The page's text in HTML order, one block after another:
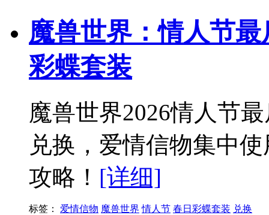
魔兽世界：情人节
彩蝶套装
魔兽世界2026情人节
兑换，爱情信物集中
攻略！ [详细]
标签： 爱情信物 魔兽世界 情人节 春日彩蝶套装 兑换